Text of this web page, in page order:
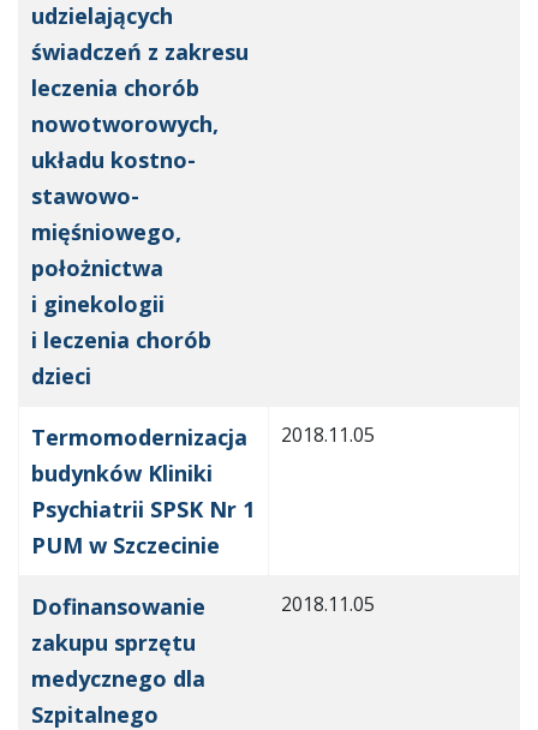
udzielających
świadczeń z zakresu
leczenia chorób
nowotworowych,
układu kostno-
stawowo-
mięśniowego,
położnictwa
i ginekologii
i leczenia chorób
dzieci
Termomodernizacja
budynków Kliniki
Psychiatrii SPSK Nr 1
PUM w Szczecinie
2018.11.05
Dofinansowanie
zakupu sprzętu
medycznego dla
Szpitalnego
2018.11.05